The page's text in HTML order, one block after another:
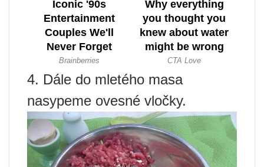
4. Dále do mletého masa
nasypeme ovesné vločky.